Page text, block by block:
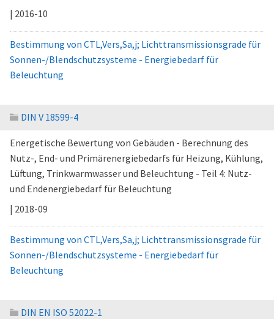
| 2016-10
Bestimmung von CTL,Vers,Sa,j; Lichttransmissionsgrade für
Sonnen-/Blendschutzsysteme - Energiebedarf für
Beleuchtung
DIN V 18599-4
Energetische Bewertung von Gebäuden - Berechnung des
Nutz-, End- und Primärenergiebedarfs für Heizung, Kühlung,
Lüftung, Trinkwarmwasser und Beleuchtung - Teil 4: Nutz-
und Endenergiebedarf für Beleuchtung
| 2018-09
Bestimmung von CTL,Vers,Sa,j; Lichttransmissionsgrade für
Sonnen-/Blendschutzsysteme - Energiebedarf für
Beleuchtung
DIN EN ISO 52022-1